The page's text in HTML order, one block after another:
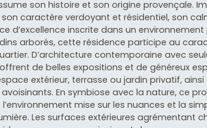
son histoire et son origine provençale.
caractère verdoyant et résidentiel, son
d’excellence inscrite dans un environnement
arborés, cette résidence participe au
D’architecture contemporaine avec
de belles expositions et de généreux
extérieur, terrasse ou jardin privatif,
En symbiose avec la nature, ce
mise sur les nuances et la
Les surfaces extérieures agrémentant